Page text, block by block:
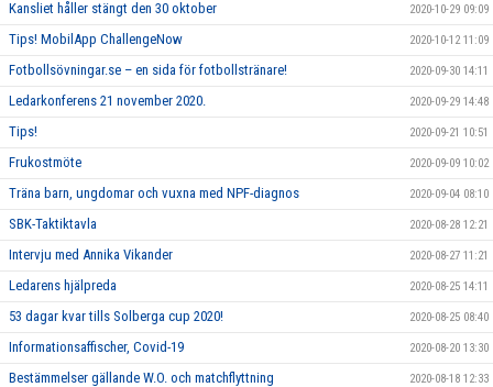
Kansliet håller stängt den 30 oktober 2020-10-29 09:09
Tips! MobilApp ChallengeNow 2020-10-12 11:09
Fotbollsövningar.se – en sida för fotbollstränare! 2020-09-30 14:11
Ledarkonferens 21 november 2020. 2020-09-29 14:48
Tips! 2020-09-21 10:51
Frukostmöte 2020-09-09 10:02
Träna barn, ungdomar och vuxna med NPF-diagnos 2020-09-04 08:10
SBK-Taktiktavla 2020-08-28 12:21
Intervju med Annika Vikander 2020-08-27 11:21
Ledarens hjälpreda 2020-08-25 14:11
53 dagar kvar tills Solberga cup 2020! 2020-08-25 08:40
Informationsaffischer, Covid-19 2020-08-20 13:30
Bestämmelser gällande W.O. och matchflyttning 2020-08-18 12:33